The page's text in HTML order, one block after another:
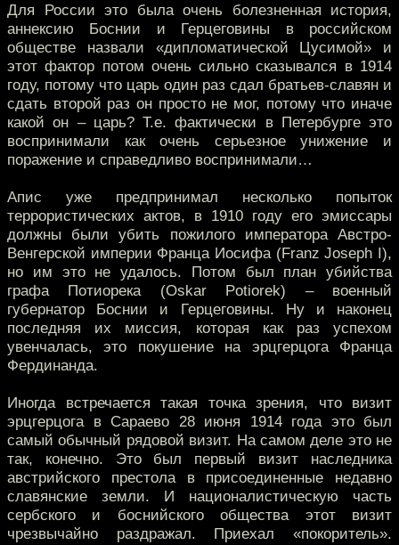
Для России это была очень болезненная история,
аннексию Боснии и Герцеговины в российском
обществе назвали «дипломатической Цусимой» и
этот фактор потом очень сильно сказывался в 1914
году, потому что царь один раз сдал братьев-славян и
сдать второй раз он просто не мог, потому что иначе
какой он – царь? Т.е. фактически в Петербурге это
воспринимали как очень серьезное унижение и
поражение и справедливо воспринимали…
Апис уже предпринимал несколько попыток
террористических актов, в 1910 году его эмиссары
должны были убить пожилого императора Австро-
Венгерской империи Франца Иосифа (Franz Joseph I),
но им это не удалось. Потом был план убийства
графа Потиорека (Oskar Potiorek) – военный
губернатор Боснии и Герцеговины. Ну и наконец
последняя их миссия, которая как раз успехом
увенчалась, это покушение на эрцгерцога Франца
Фердинанда.
Иногда встречается такая точка зрения, что визит
эрцгерцога в Сараево 28 июня 1914 года это был
самый обычный рядовой визит. На самом деле это не
так, конечно. Это был первый визит наследника
австрийского престола в присоединенные недавно
славянские земли. И националистическую часть
сербского и боснийского общества этот визит
чрезвычайно раздражал. Приехал «покоритель».